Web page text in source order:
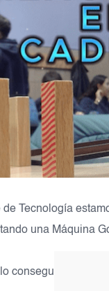
Tecnología
una Máquina
conseguimos¡